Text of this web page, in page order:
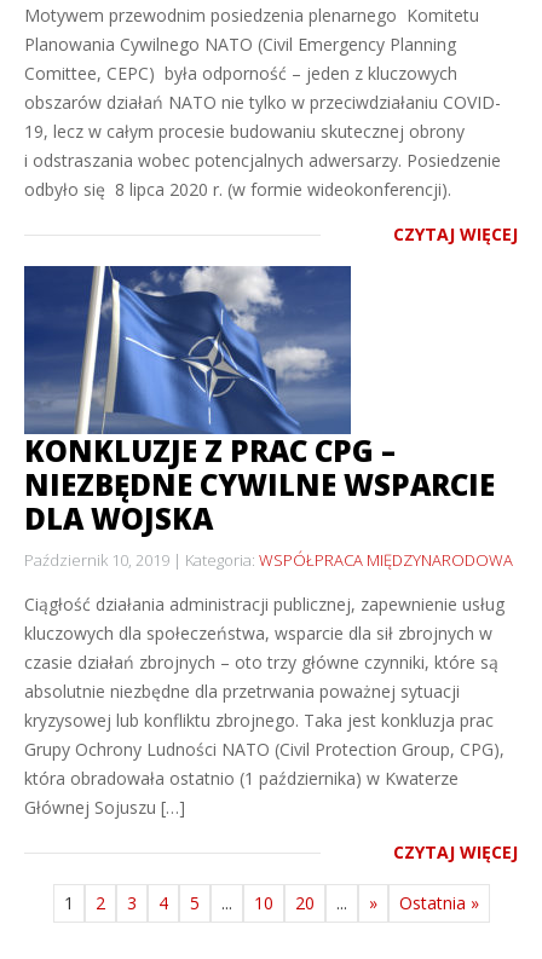
Motywem przewodnim posiedzenia plenarnego Komitetu
Planowania Cywilnego NATO (Civil Emergency Planning
Comittee, CEPC) była odporność – jeden z kluczowych
obszarów działań NATO nie tylko w przeciwdziałaniu COVID-
19, lecz w całym procesie budowaniu skutecznej obrony
i odstraszania wobec potencjalnych adwersarzy. Posiedzenie
odbyło się 8 lipca 2020 r. (w formie wideokonferencji).
CZYTAJ WIĘCEJ
KONKLUZJE Z PRAC CPG –
NIEZBĘDNE CYWILNE WSPARCIE
DLA WOJSKA
Październik 10, 2019 Kategoria: WSPÓŁPRACA MIĘDZYNARODOWA
Ciągłość działania administracji publicznej, zapewnienie usług
kluczowych dla społeczeństwa, wsparcie dla sił zbrojnych w
czasie działań zbrojnych – oto trzy główne czynniki, które są
absolutnie niezbędne dla przetrwania poważnej sytuacji
kryzysowej lub konfliktu zbrojnego. Taka jest konkluzja prac
Grupy Ochrony Ludności NATO (Civil Protection Group, CPG),
która obradowała ostatnio (1 października) w Kwaterze
Głównej Sojuszu […]
CZYTAJ WIĘCEJ
1 2 3 4 5 ... 10 20 ... » Ostatnia »